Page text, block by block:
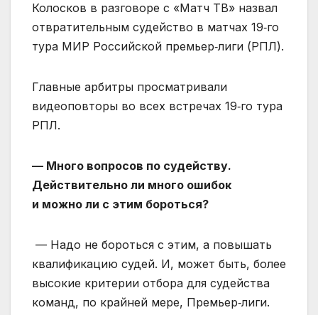
Колосков в разговоре с «Матч ТВ» назвал
отвратительным судейство в матчах 19‑го
тура МИР Российской премьер‑лиги (РПЛ).
Главные арбитры просматривали
видеоповторы во всех встречах 19‑го тура
РПЛ.
— Много вопросов по судейству.
Действительно ли много ошибок
и можно ли с этим бороться?
— Надо не бороться с этим, а повышать
квалификацию судей. И, может быть, более
высокие критерии отбора для судейства
команд, по крайней мере, Премьер‑лиги.